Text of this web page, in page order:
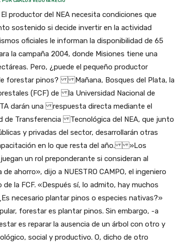
productor del NEA necesita condiciones que
sostenido si decide invertir en la actividad
oficiales le informan la disponibilidad de 65
la campaña 2004, donde Misiones tiene una
Pero, ¿puede el pequeño productor
forestar pinos? Mañana, Bosques del Plata, la
(FCF) de la Universidad Nacional de
darán una respuesta directa mediante el
de Transferencia Tecnológica del NEA, que junto
y privadas del sector, desarrollarán otras
en lo que resta del año. »Los
un rol preponderante si consideran al
ahorro», dijo a NUESTRO CAMPO, el ingeniero
la FCF. «Después sí, lo admito, hay muchos
necesario plantar pinos o especies nativas?»
forestar es plantar pinos. Sin embargo, -a
es reparar la ausencia de un árbol con otro y
social y productivo. O, dicho de otro